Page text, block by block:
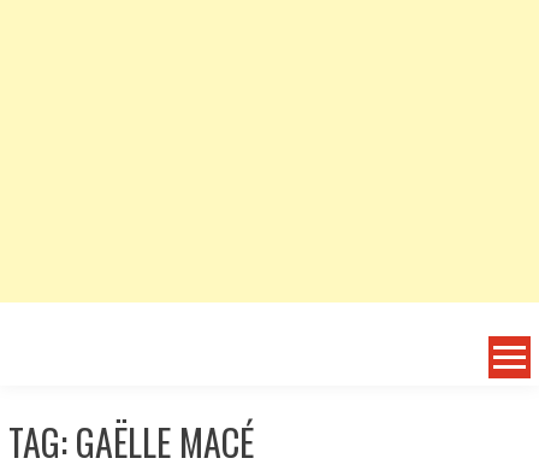
TAG: GAËLLE MACÉ